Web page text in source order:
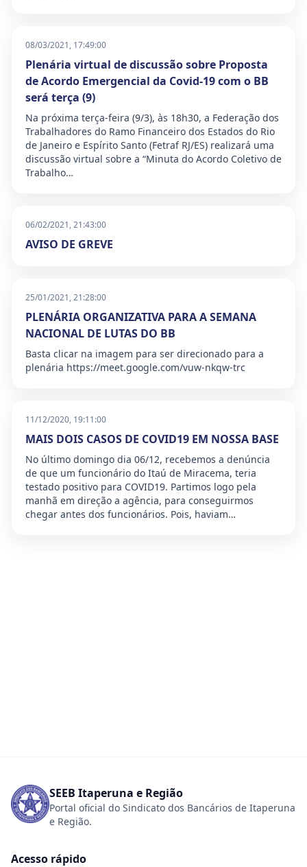
08/03/2021, 17:49:00
Plenária virtual de discussão sobre Proposta
de Acordo Emergencial da Covid-19 com o BB
será terça (9)
Na próxima terça-feira (9/3), às 18h30, a Federação dos
Trabalhadores do Ramo Financeiro dos Estados do Rio
de Janeiro e Espírito Santo (Fetraf RJ/ES) realizará uma
discussão virtual sobre a “Minuta do Acordo Coletivo de
Trabalho…
06/02/2021, 21:43:00
AVISO DE GREVE
25/01/2021, 21:28:00
PLENÁRIA ORGANIZATIVA PARA A SEMANA
NACIONAL DE LUTAS DO BB
Basta clicar na imagem para ser direcionado para a
plenária https://meet.google.com/vuw-nkqw-trc
11/12/2020, 19:11:00
MAIS DOIS CASOS DE COVID19 EM NOSSA BASE
No último domingo dia 06/12, recebemos a denúncia
de que um funcionário do Itaú de Miracema, teria
testado positivo para COVID19. Partimos logo pela
manhã em direção a agência, para conseguirmos
chegar antes dos funcionários. Pois, haviam…
SEEB Itaperuna e Região
Portal oficial do Sindicato dos Bancários de Itaperuna
e Região.
Acesso rápido